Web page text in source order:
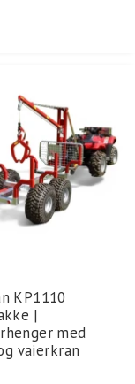
KP1110
|
med
vaierkran